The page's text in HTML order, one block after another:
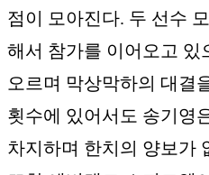
점이 모아진다. 두 선수
해서 참가를 이어오고 있
오르며 막상막하의 대결
횟수에 있어서도 송기영
차지하며 한치의 양보가